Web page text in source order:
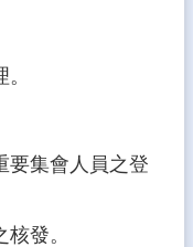
要集會人員之登
發。